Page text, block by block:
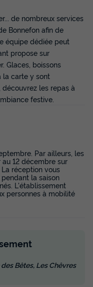
*
Cafetière
(2 chambres)
Espace 2
de nombreux services
Bonnefon afin de
équipe dédiée peut
propose sur
Glaces, boissons
la carte y sont
les repas à
festive.
Par ailleurs, les
12 décembre sur
réception vous
la saison
L'établissement
personnes à mobilité
Bêtes, Les Chêvres